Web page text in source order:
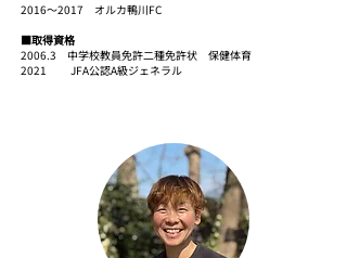
2016～2017 オルカ鴨川FC
■取得資格
2006.3 中学校教員免許二種免許状 保健体育
2021 JFA公認A級ジェネラル